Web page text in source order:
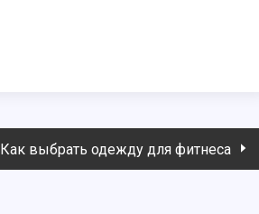
Как выбрать одежду для фитнеса